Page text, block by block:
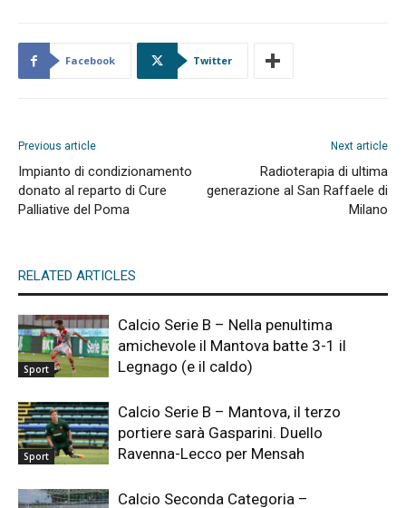
Facebook Twitter
Previous article
Impianto di condizionamento
donato al reparto di Cure
Palliative del Poma
Next article
Radioterapia di ultima
generazione al San Raffaele di
Milano
RELATED ARTICLES
Sport
Calcio Serie B – Nella penultima
amichevole il Mantova batte 3-1 il
Legnago (e il caldo)
Sport
Calcio Serie B – Mantova, il terzo
portiere sarà Gasparini. Duello
Ravenna-Lecco per Mensah
Calcio Seconda Categoria –